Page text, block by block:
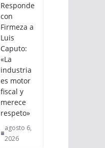
Responde
con
Firmeza a
Luis
Caputo:
«La
industria
es motor
fiscal y
merece
respeto»
agosto 6,
2026